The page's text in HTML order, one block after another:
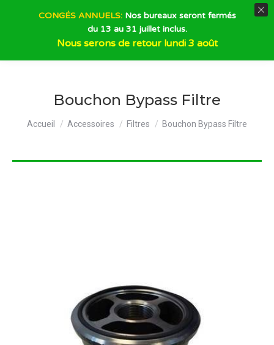
Bouchon Bypass Filtre
Vous êtes ici :
Accueil Accessoires Filtres Bouchon Bypass Filtre
CONGÉS ANNUELS:Nos bureaux seront fermés
du 13 au 31 juillet inclus.
Nous serons de retour lundi 3 août